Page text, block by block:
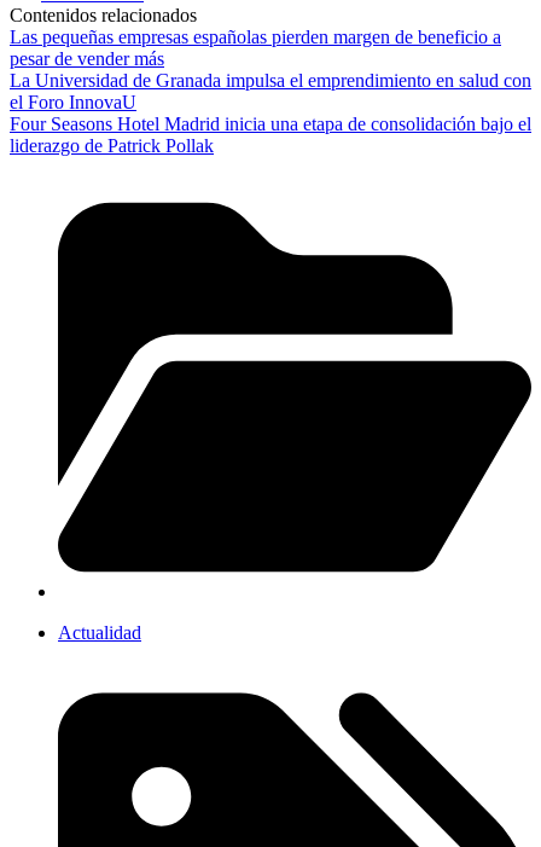
Contenidos relacionados
Las pequeñas empresas españolas pierden margen de beneficio a
pesar de vender más
La Universidad de Granada impulsa el emprendimiento en salud con
el Foro InnovaU
Four Seasons Hotel Madrid inicia una etapa de consolidación bajo el
liderazgo de Patrick Pollak
Actualidad